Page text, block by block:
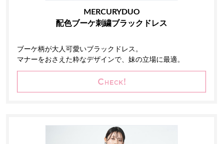
MERCURYDUO
配色ブーケ刺繍ブラックドレス
ブーケ柄が大人可愛いブラックドレス。
マナーをおさえた粋なデザインで、妹の立場に最適。